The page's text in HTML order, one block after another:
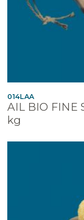
014LAA
AIL BIO FINE
kg